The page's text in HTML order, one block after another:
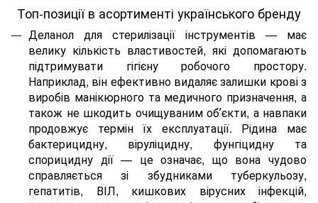
Топ-позиції в асортименті українського бренду
Деланол для стерилізації інструментів — має
велику кількість властивостей, які допомагають
підтримувати гігієну робочого простору.
Наприклад, він ефективно видаляє залишки крові з
виробів манікюрного та медичного призначення, а
також не шкодить очищуваним обʼєкти, а навпаки
продовжує термін їх експлуатації. Рідина має
бактерицидну, віруліцидну, фунгіцидну та
спорицидну дії — це означає, що вона чудово
справляється зі збудниками туберкульозу,
гепатитів, ВІЛ, кишкових вірусних інфекцій,